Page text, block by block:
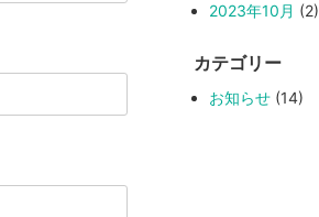
2023年10月 (2)
カテゴリー
お知らせ (14)